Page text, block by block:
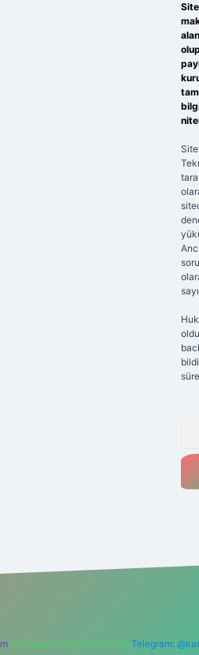
Whatsapp: 0262 606 0 726 Telegram: